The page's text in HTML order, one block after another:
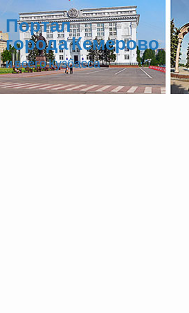
Портал
города Кемерово
и всего Кузбасса